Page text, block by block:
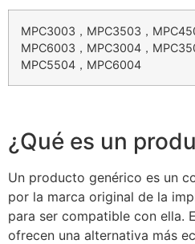
MPC3003，MPC3503，
MPC6003，MPC3004，
MPC5504，MPC6004
¿Qué es un
Un producto genérico es un
por la marca original de la
para ser compatible con ella.
ofrecen una alternativa más